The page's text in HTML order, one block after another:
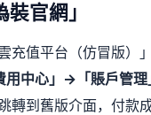
官網」
值平台（仿冒版）
心」→「賬戶管理
轉到舊版介面，付款